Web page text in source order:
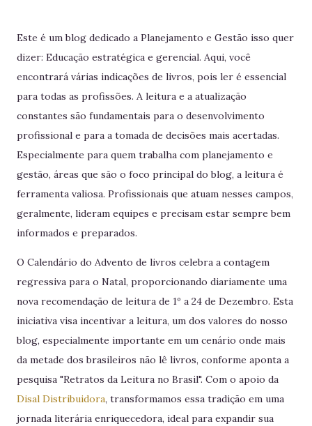
Este é um blog dedicado a Planejamento e Gestão isso quer
dizer: Educação estratégica e gerencial. Aqui, você
encontrará várias indicações de livros, pois ler é essencial
para todas as profissões. A leitura e a atualização
constantes são fundamentais para o desenvolvimento
profissional e para a tomada de decisões mais acertadas.
Especialmente para quem trabalha com planejamento e
gestão, áreas que são o foco principal do blog, a leitura é
ferramenta valiosa. Profissionais que atuam nesses campos,
geralmente, lideram equipes e precisam estar sempre bem
informados e preparados.
O Calendário do Advento de livros celebra a contagem
regressiva para o Natal, proporcionando diariamente uma
nova recomendação de leitura de 1º a 24 de Dezembro. Esta
iniciativa visa incentivar a leitura, um dos valores do nosso
blog, especialmente importante em um cenário onde mais
da metade dos brasileiros não lê livros, conforme aponta a
pesquisa "Retratos da Leitura no Brasil". Com o apoio da
Disal Distribuidora, transformamos essa tradição em uma
jornada literária enriquecedora, ideal para expandir sua